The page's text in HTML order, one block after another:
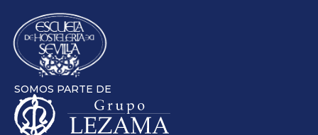
SOMOS PARTE DE